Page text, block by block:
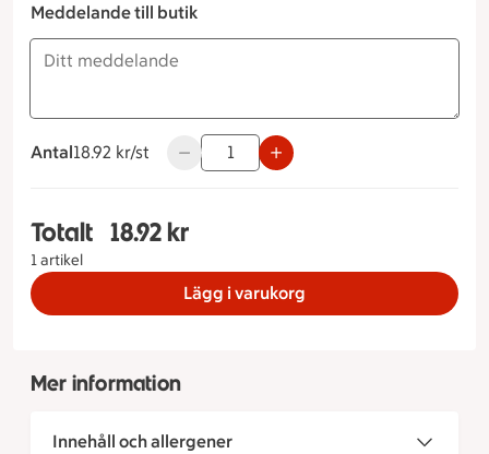
Meddelande till butik
Antal
18.92 kronor styck
18.92 kr/st Använd knapparna för att minska eller
Totalt
1 artikel
Totalt 1 stycken Mörk ost & skink fralla, 18.92
18.92 kr
Lägg i varukorg
Mer information
Innehåll och allergener